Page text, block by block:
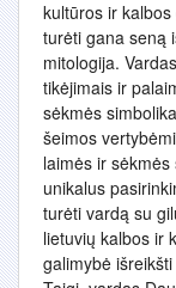
kultūros ir
turėti gana seną
mitologija.
tikėjimais ir
sėkmės
šeimos
laimės ir
unikalus
turėti vardą su
lietuvių kalbos ir
galimybė